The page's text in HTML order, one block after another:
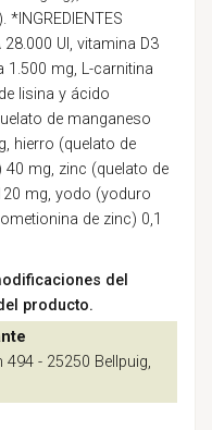
UI, vitamina D3
1.500 mg, L-carnitina
lisina y ácido
de manganeso
hierro (quelato de
mg, zinc (quelato de
mg, yodo (yoduro
de zinc) 0,1
del
producto.
494 - 25250 Bellpuig,